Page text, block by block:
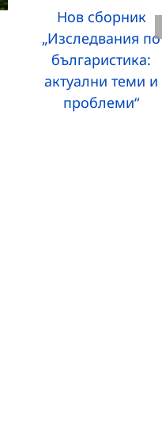
Нов сборник
„Изследвания по
българистика:
актуални теми и
проблеми“